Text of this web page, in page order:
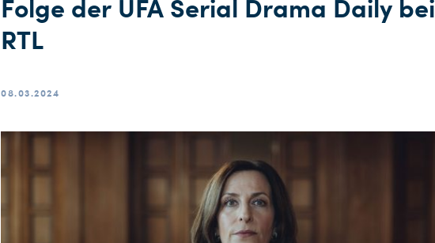
Folge der UFA Serial Drama Daily bei
RTL
08.03.2024